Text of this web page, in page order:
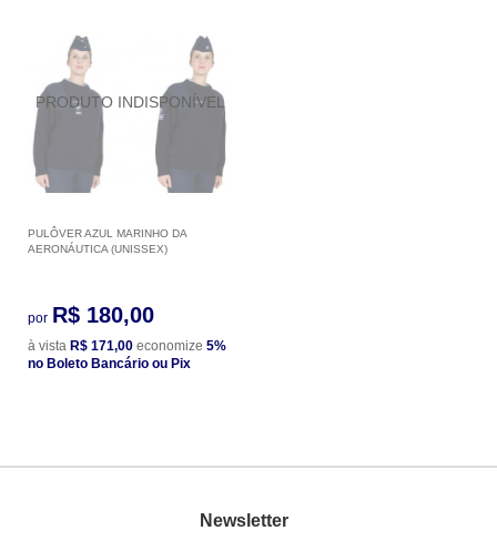
PULÔVER AZUL MARINHO DA
AERONÁUTICA (UNISSEX)
por R$ 180,00
à vista R$ 171,00 economize 5%
no Boleto Bancário ou Pix
Newsletter